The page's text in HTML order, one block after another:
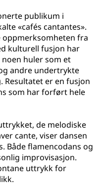
publikum i
«cafés cantantes».
oppmerksomheten fra
kulturell fusjon har
huler som et
andre undertrykte
Resultatet er en fusjon
som har forført hele
de melodiske
cante, viser dansen
Både flamencodans og
improvisasjon.
uttrykk for